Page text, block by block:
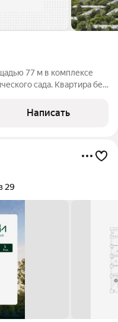
77 м в комплексе
сада. Квартира без
2 санузла и
Написать
29